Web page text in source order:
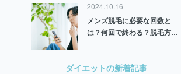
2024.10.16
メンズ脱毛に必要な回数と
は？何回で終わる？脱毛方法
ダイエットの新着記事